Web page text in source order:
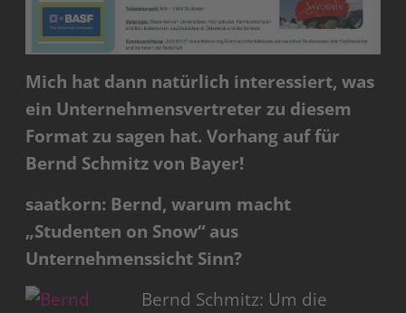
Mich hat dann natürlich interessiert, was
ein Unternehmensvertreter zu diesem
Format zu sagen hat. Vorhang auf für
Bernd Schmitz von Bayer!
saatkorn: Bernd, warum macht
„Studenten on Snow“ aus
Unternehmenssicht Sinn?
Bernd Schmitz: Um die